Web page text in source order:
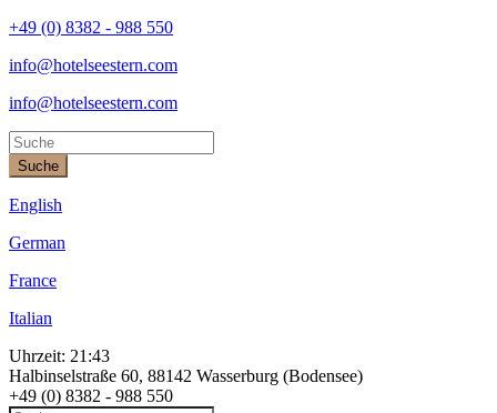
+49 (0) 8382 - 988 550
info@hotelseestern.com
info@hotelseestern.com
Suche
English
German
France
Italian
Uhrzeit: 21:43
Halbinselstraße 60, 88142 Wasserburg (Bodensee)
+49 (0) 8382 - 988 550